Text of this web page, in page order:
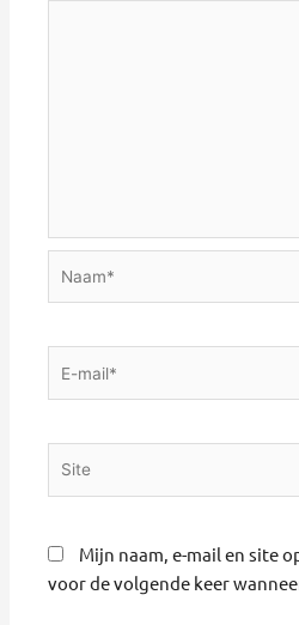
Mijn naam, e-mail en site
voor de volgende keer